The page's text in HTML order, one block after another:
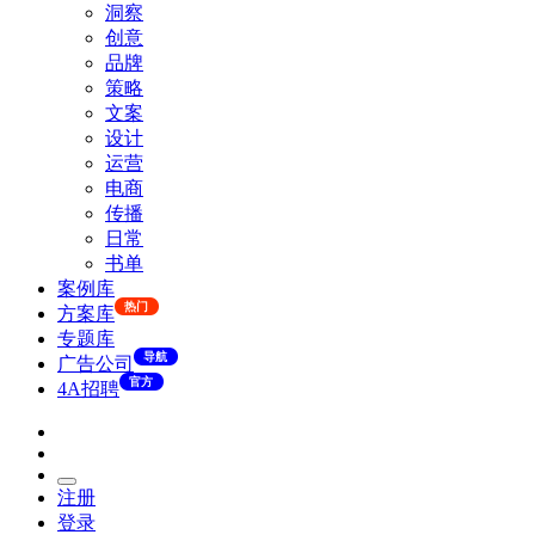
洞察
创意
品牌
策略
文案
设计
运营
电商
传播
日常
书单
案例库
方案库
热门
专题库
广告公司
导航
4A招聘 官方
注册
登录